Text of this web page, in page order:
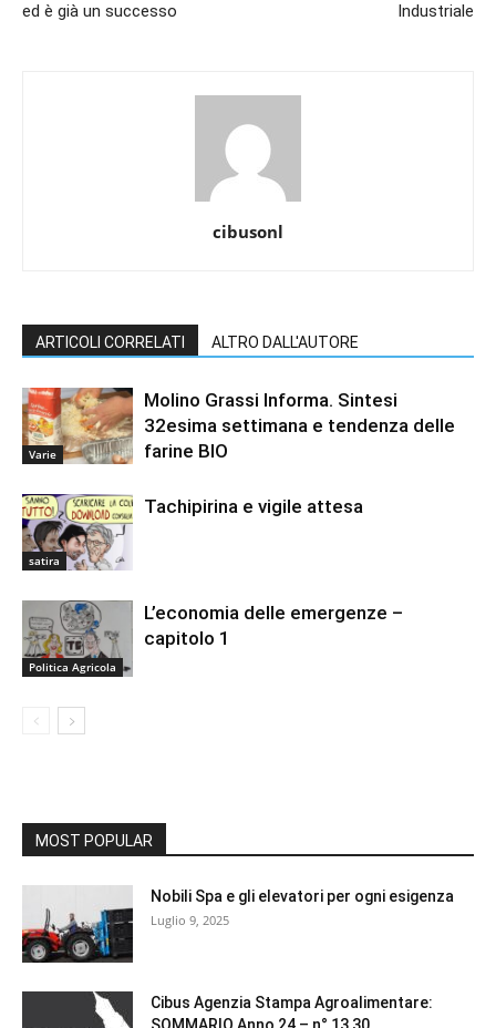
ed è già un successo
Industriale
cibusonl
ARTICOLI CORRELATI ALTRO DALL'AUTORE
Varie
Molino Grassi Informa. Sintesi
32esima settimana e tendenza delle
farine BIO
satira
Tachipirina e vigile attesa
Politica Agricola
L’economia delle emergenze –
capitolo 1
MOST POPULAR
Nobili Spa e gli elevatori per ogni esigenza
Luglio 9, 2025
Cibus Agenzia Stampa Agroalimentare: